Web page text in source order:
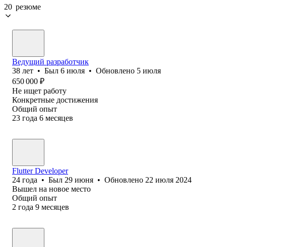
20 резюме
Ведущий разработчик
38 лет • Был 6 июля • Обновлено 5 июля
650 000 ₽
Не ищет работу
Конкретные достижения
Общий опыт
23 года 6 месяцев
Flutter Developer
24 года • Был 29 июня • Обновлено 22 июля 2024
Вышел на новое место
Общий опыт
2 года 9 месяцев